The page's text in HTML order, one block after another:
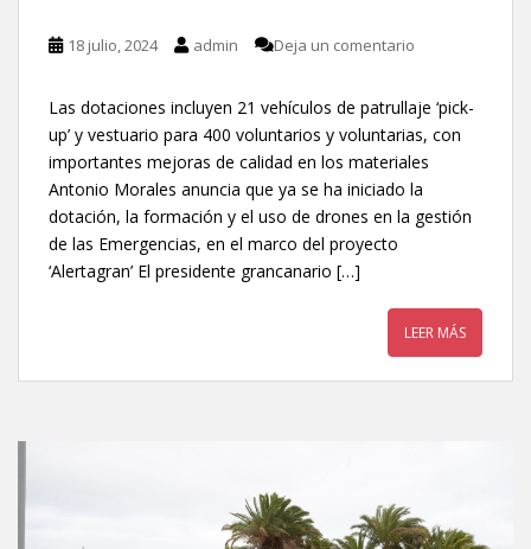
18 julio, 2024 admin Deja un comentario
Las dotaciones incluyen 21 vehículos de patrullaje ‘pick-
up’ y vestuario para 400 voluntarios y voluntarias, con
importantes mejoras de calidad en los materiales
Antonio Morales anuncia que ya se ha iniciado la
dotación, la formación y el uso de drones en la gestión
de las Emergencias, en el marco del proyecto
‘Alertagran’ El presidente grancanario […]
LEER MÁS